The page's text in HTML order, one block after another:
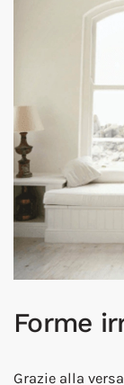
Forme
Grazie alla